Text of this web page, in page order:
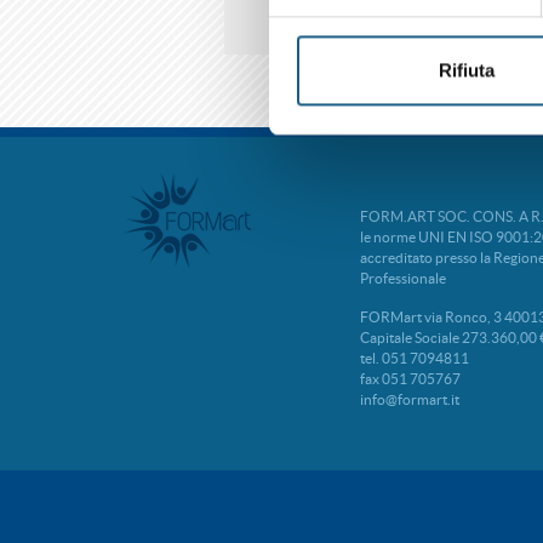
Rifiuta
FORM.ART SOC. CONS. A
le norme UNI EN ISO
accreditato presso la
Professionale
FORMart via Ronco, 3
Capitale Sociale 273.360,00
tel. 051 7094811
fax 051 705767
info@formart.it